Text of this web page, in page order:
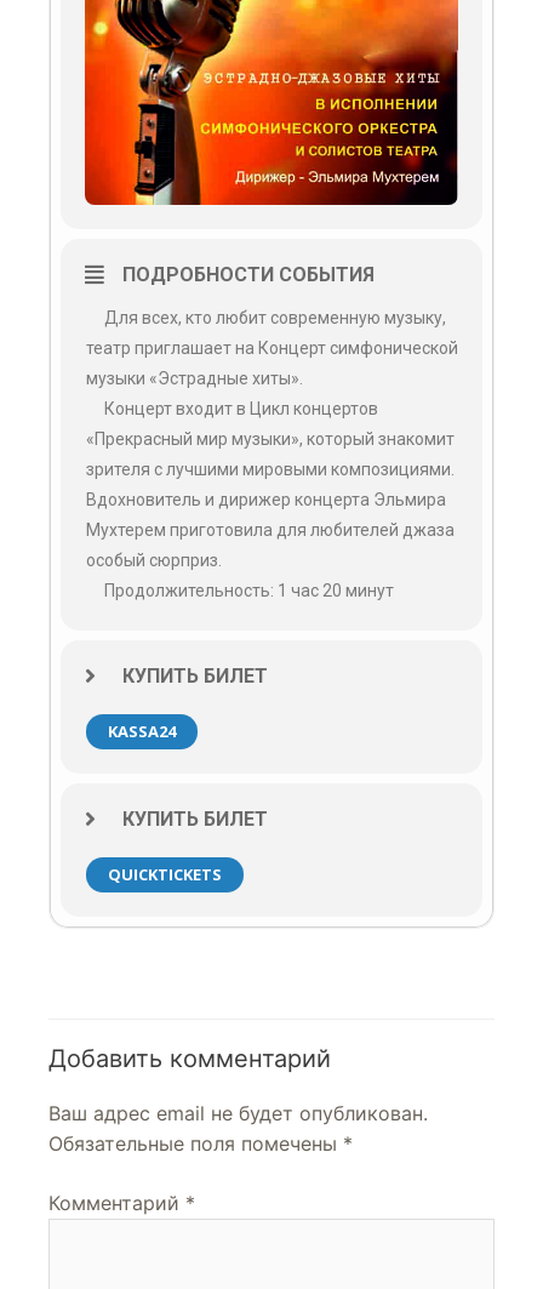
ПОДРОБНОСТИ СОБЫТИЯ
Для всех, кто любит современную музыку,
театр приглашает на Концерт симфонической
музыки «Эстрадные хиты».
Концерт входит в Цикл концертов
«Прекрасный мир музыки», который знакомит
зрителя с лучшими мировыми композициями.
Вдохновитель и дирижер концерта Эльмира
Мухтерем приготовила для любителей джаза
особый сюрприз.
Продолжительность: 1 час 20 минут
КУПИТЬ БИЛЕТ
KASSA24
КУПИТЬ БИЛЕТ
QUICKTICKETS
Добавить комментарий
Ваш адрес email не будет опубликован.
Обязательные поля помечены *
Комментарий *